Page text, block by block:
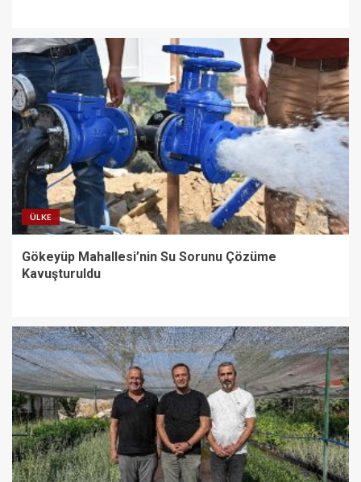
ÜLKE
Gökeyüp Mahallesi’nin Su Sorunu Çözüme
Kavuşturuldu